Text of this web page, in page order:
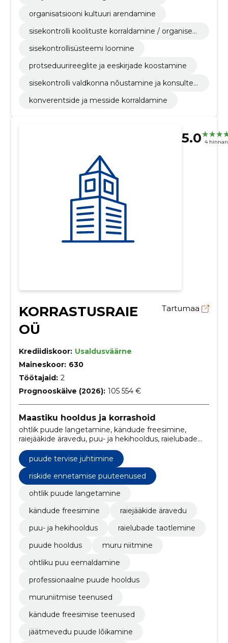
organisatsiooni kultuuri arendamine
sisekontrolli koolituste korraldamine / organisee
sisekontrollisüsteemi loomine
protseduurireeglite ja eeskirjade koostamine
sisekontrolli valdkonna nõustamine ja konsultee
konverentside ja messide korraldamine
5.0 4
KORRASTUSRAIE
OÜ
Tartumaa
Krediidiskoor: Usaldusväärne
Maineskoor: 630
Töötajaid: 2
Prognooskäive (2026): 105 554 €
Maastiku hooldus ja korrashoid
ohtlik puude langetamine, kändude freesimine,
raiejääkide äravedu, puu- ja hekihooldus, raielubade
taotlemine, puude hooldus, muru niitmine, puude
lõikamise teenused, ohtliku puu eemaldamine,
professionaalne puude hooldus
puude tervise juhtimine
riskide ennetamise puuteenused
ohtlik puude langetamine
kändude freesimine
raiejääkide äravedu
puu- ja hekihooldus
raielubade taotlemine
puude hooldus
muru niitmine
ohtliku puu eemaldamine
professionaalne puude hooldus
muruniitmise teenused
kändude freesimise teenused
jäätmevedu puude lõikamine